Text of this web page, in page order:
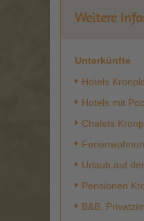
Weitere
Unterkünfte
Hotels
Hotels mit
Chalets
Urlaub auf
Pensionen
B&B,